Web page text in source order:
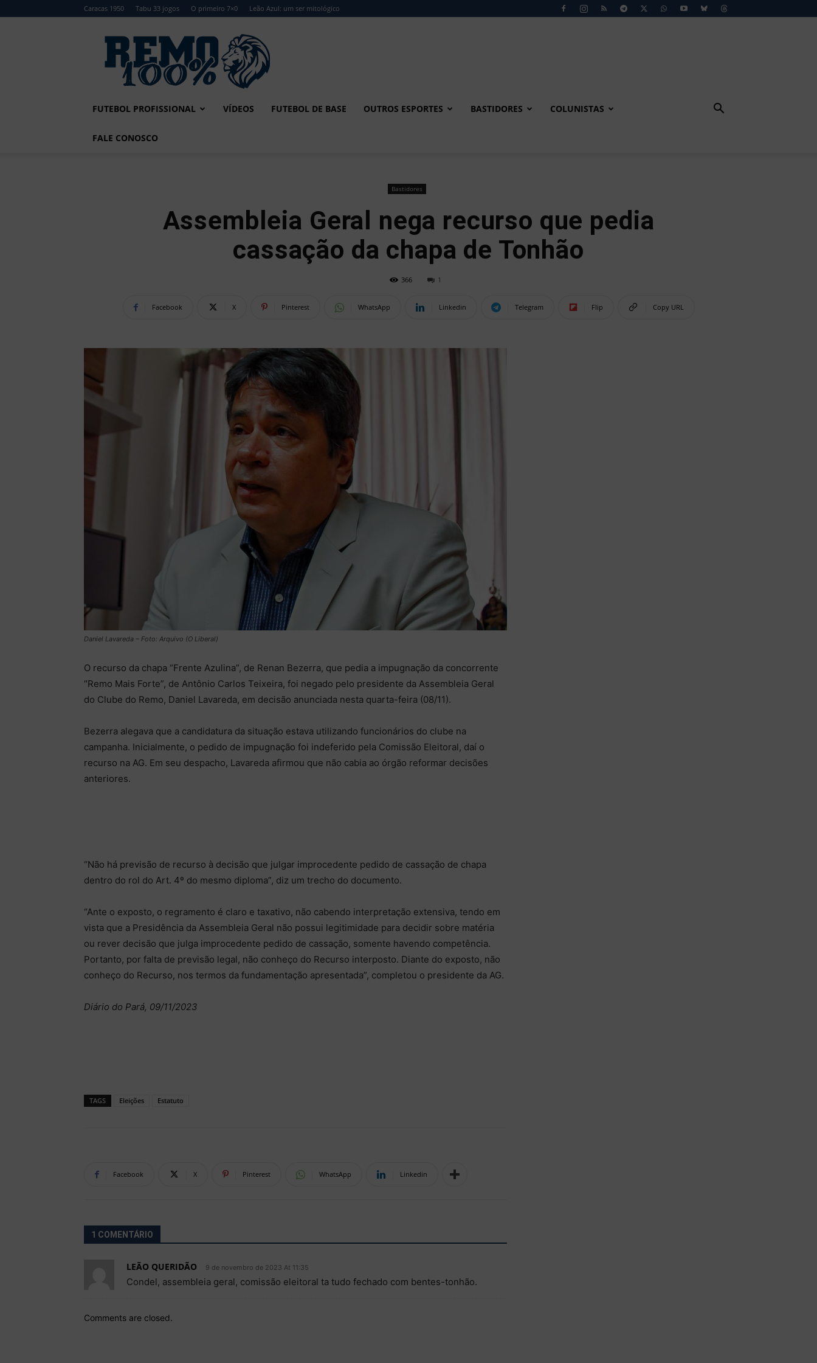
Caracas 1950 Tabu 33 jogos O primeiro 7×0 Leão Azul: um ser mitológico
Remo
FUTEBOL PROFISSIONAL VÍDEOS FUTEBOL DE BASE OUTROS ESPORTES BASTIDORES COLUNISTAS
FALE CONOSCO
Bastidores
Assembleia Geral nega recurso que pedia
cassação da chapa de Tonhão
366 1
Facebook X Pinterest WhatsApp Linkedin Telegram Flip Copy URL
Daniel Lavareda – Foto: Arquivo (O Liberal)
O recurso da chapa “Frente Azulina”, de Renan Bezerra, que pedia a impugnação da concorrente
“Remo Mais Forte”, de Antônio Carlos Teixeira, foi negado pelo presidente da Assembleia Geral
do Clube do Remo, Daniel Lavareda, em decisão anunciada nesta quarta-feira (08/11).
Bezerra alegava que a candidatura da situação estava utilizando funcionários do clube na
campanha. Inicialmente, o pedido de impugnação foi indeferido pela Comissão Eleitoral, daí o
recurso na AG. Em seu despacho, Lavareda afirmou que não cabia ao órgão reformar decisões
anteriores.
“Não há previsão de recurso à decisão que julgar improcedente pedido de cassação de chapa
dentro do rol do Art. 4º do mesmo diploma”, diz um trecho do documento.
“Ante o exposto, o regramento é claro e taxativo, não cabendo interpretação extensiva, tendo em
vista que a Presidência da Assembleia Geral não possui legitimidade para decidir sobre matéria
ou rever decisão que julga improcedente pedido de cassação, somente havendo competência.
Portanto, por falta de previsão legal, não conheço do Recurso interposto. Diante do exposto, não
conheço do Recurso, nos termos da fundamentação apresentada”, completou o presidente da AG.
Diário do Pará, 09/11/2023
TAGS Eleições Estatuto
Facebook X Pinterest WhatsApp Linkedin
1 COMENTÁRIO
LEÃO QUERIDÃO 9 de novembro de 2023 At 11:35
Condel, assembleia geral, comissão eleitoral ta tudo fechado com bentes-tonhão.
Comments are closed.